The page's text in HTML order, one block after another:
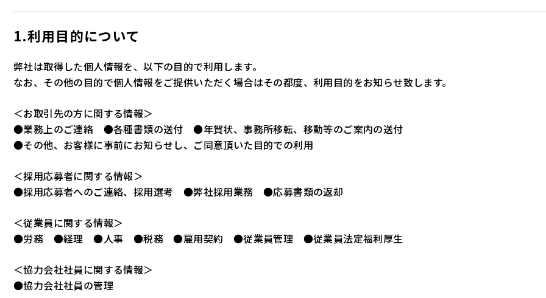
1.利用目的について
弊社は取得した個人情報を、以下の目的で利用します。
なお、その他の目的で個人情報をご提供いただく場合はその都度、利用目的をお知らせ致します。
＜お取引先の方に関する情報＞
●業務上のご連絡 ●各種書類の送付 ●年賀状、事務所移転、移動等のご案内の送付
●その他、お客様に事前にお知らせし、ご同意頂いた目的での利用
＜採用応募者に関する情報＞
●採用応募者へのご連絡、採用選考 ●弊社採用業務 ●応募書類の返却
＜従業員に関する情報＞
●労務 ●経理 ●人事 ●税務 ●雇用契約 ●従業員管理 ●従業員法定福利厚生
＜協力会社社員に関する情報＞
●協力会社社員の管理